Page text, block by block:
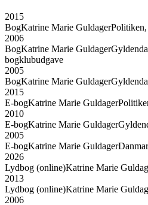
2015
BogKatrine Marie Guldager
2006
BogKatrine Marie Guldager
bogklubudgave
2005
BogKatrine Marie Guldager
2015
E-bogKatrine Marie Guldager
2010
E-bogKatrine Marie Guldager
2005
E-bogKatrine Marie Guldager
2026
Lydbog (online)Katrine Marie
2013
Lydbog (online)Katrine Marie
2006